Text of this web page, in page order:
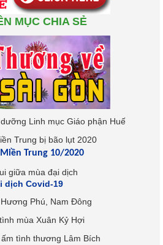
MỤC CHIA SẺ
Trung 10/2020
dịch Covid-19